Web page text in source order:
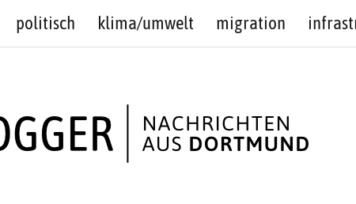
politisch klima/umwelt migration